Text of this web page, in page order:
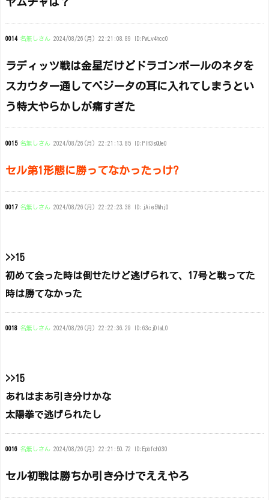
0014 名無しさん 2024/08/26(月) 22:21:08.89 ID:PwLv4hcc0
ラディッツ戦は金星だけどドラゴンボールのネタを
スカウター通してベジータの耳に入れてしまうとい
う特大やらかしが痛すぎた
0015 名無しさん 2024/08/26(月) 22:21:13.85 ID:PIH3sQUe0
セル第1形態に勝ってなかったっけ?
0017 名無しさん 2024/08/26(月) 22:22:23.38 ID:jAie5Whj0
>>15
初めて会った時は倒せたけど逃げられて、17号と戦ってた
時は勝てなかった
0018 名無しさん 2024/08/26(月) 22:22:36.29 ID:63cjDIaL0
>>15
あれはまあ引き分けかな
太陽拳で逃げられたし
0016 名無しさん 2024/08/26(月) 22:21:50.72 ID:Epbfch030
セル初戦は勝ちか引き分けでええやろ